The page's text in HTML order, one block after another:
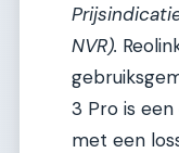
NVR).
3 Pro is
met een